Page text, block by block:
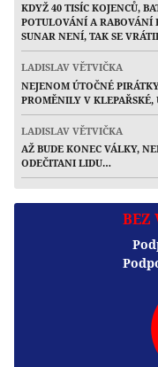
KDYŽ 40 TISÍC KOJENCŮ,
POTULOVÁNÍ A RABOVÁNÍ
SUNAR NENÍ, TAK SE
LADISLAV VĚTVIČKA
NEJENOM ÚTOČNÉ
PROMĚNILY V
LADISLAV VĚTVIČKA
AŽ BUDE KONEC VÁLKY,
ODEČITANI LIDU…
BEZ